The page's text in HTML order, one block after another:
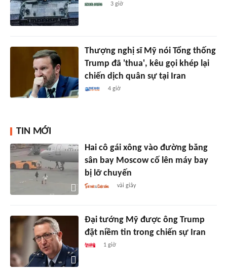
3 giờ
Thượng nghị sĩ Mỹ nói Tổng thống
Trump đã 'thua', kêu gọi khép lại
chiến dịch quân sự tại Iran
4 giờ
TIN MỚI
Hai cô gái xông vào đường băng
sân bay Moscow cố lên máy bay
bị lỡ chuyến
vài giây
Đại tướng Mỹ được ông Trump
đặt niềm tin trong chiến sự Iran
1 giờ